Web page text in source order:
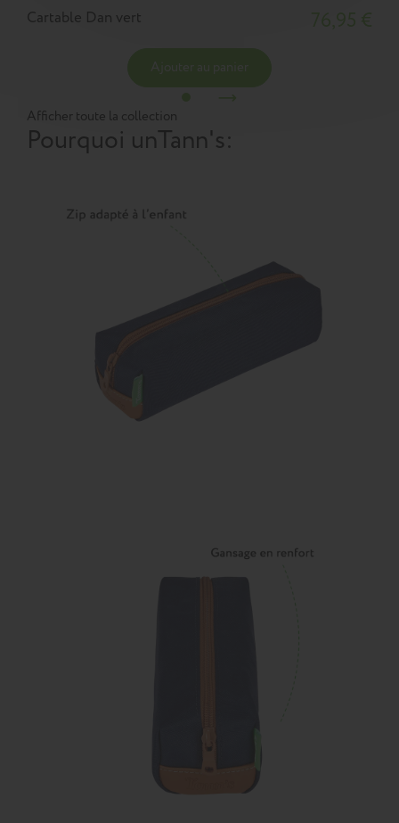
Cartable Dan vert
Afficher toute la collection
Pourquoi unTann's: